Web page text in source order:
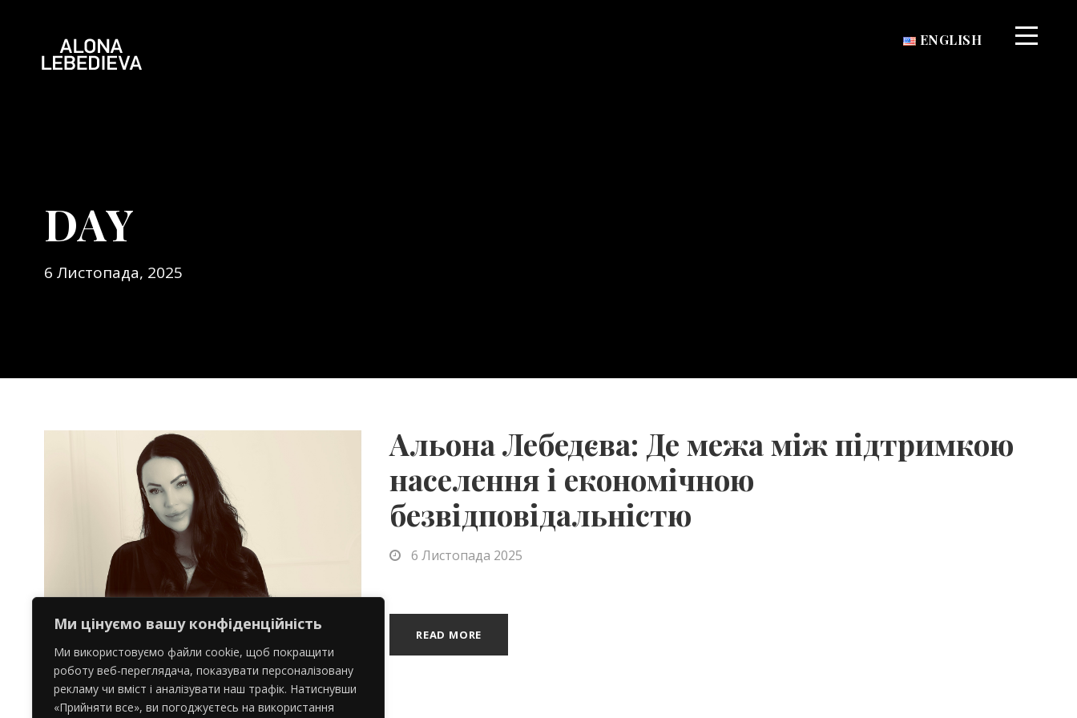
Ми цінуємо вашу конфіденційність
Ми використовуємо файли cookie, щоб покращити
роботу веб-переглядача, показувати персоналізовану
рекламу чи вміст і аналізувати наш трафік. Натиснувши
«Прийняти все», ви погоджуєтесь на використання
ENGLISH
DAY
6 Листопада, 2025
06
Альона Лебедєва: Де межа між підтримкою
населення і економічною
безвідповідальністю
6 Листопада 2025
READ MORE